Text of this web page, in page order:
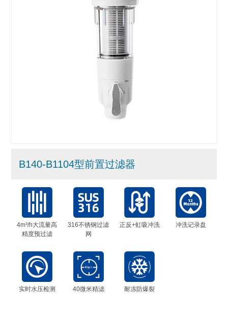
B140-B1104型前置过滤器
4m³/h大流量高
精度预过滤
316不锈钢过滤
网
正反+虹吸冲洗 冲洗记录盘
实时水压检测 40微米精滤 耐冻防爆裂